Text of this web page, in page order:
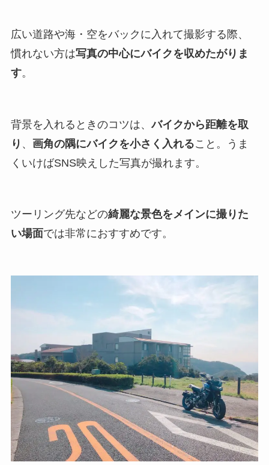
広い道路や海・空をバックに入れて撮影する際、
慣れない方は写真の中心にバイクを収めたがりま
す。
背景を入れるときのコツは、バイクから距離を取
り 、 画角の隅にバイクを小さく入れること。うま
くいけばSNS映えした写真が撮れます。
ツーリング先などの綺麗な景色をメインに撮りた
い場面では非常におすすめです。